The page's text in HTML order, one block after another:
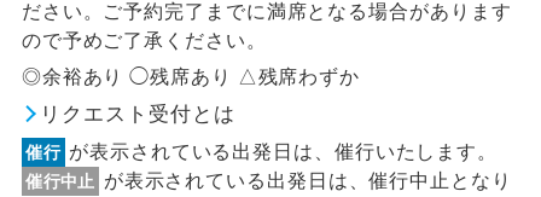
ださい。ご予約完了までに満席となる場合があります
ので予めご了承ください。
◎余裕あり ◯残席あり △残席わずか
リクエスト受付とは
催行 が表示されている出発日は、催行いたします。
催行中止
が表示されている出発日は、催行中止となり